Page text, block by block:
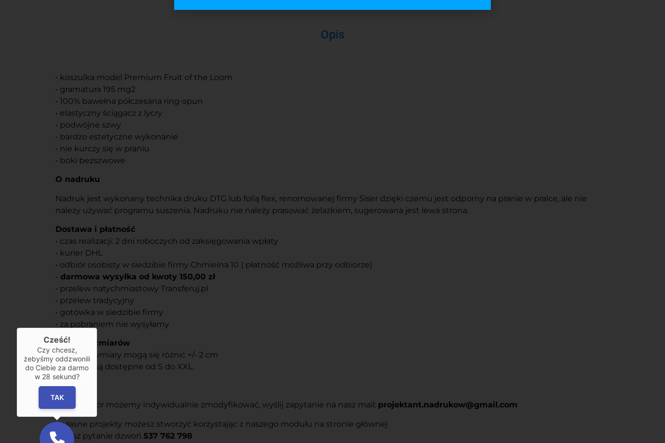
Opis
• koszulka model Premium Fruit of the Loom
• gramatura 195 mg2
• 100% bawełna półczesana ring-spun
• elastyczny ściągacz z lycry
• podwójne szwy
• bardzo estetyczne wykonanie
• nie kurczy się w praniu
• boki bezszwowe
O nadruku
Nadruk jest wykonany technika druku DTG lub folią flex, renomowanej firmy Siser dzięki czemu jest odporny na pranie w pralce, ale nie
należy używać programu suszenia. Nadruku nie należy prasować żelazkiem, sugerowana jest lewa strona.
Dostawa i płatność
• czas realizacji: 2 dni roboczych od zaksięgowania wpłaty
• kurier DHL
• odbiór osobisty w siedzibie firmy Chmielna 10 ( płatność możliwa przy odbiorze)
• darmowa wysyłka od kwoty 150,00 zł
• przelew natychmiastowy Transferuj.pl
• przelew tradycyjny
• gotówka w siedzibie firmy
• za pobraniem nie wysyłamy
Tabela rozmiarów
Podane wymiary mogą się różnić +/- 2 cm
Rozmiary są dostępne od S do XXL.
Usługi
• każdy wzór możemy indywidualnie zmodyfikować, wyślij zapytanie na nasz mail: projektant.nadrukow@gmail.com
• własne projekty możesz stworzyć korzystając z naszego modułu na stronie głównej
• masz pytanie dzwoń 537 762 798
Cześć!
Czy chcesz,
żebyśmy oddzwonili
do Ciebie za darmo
w 28 sekund?
TAK